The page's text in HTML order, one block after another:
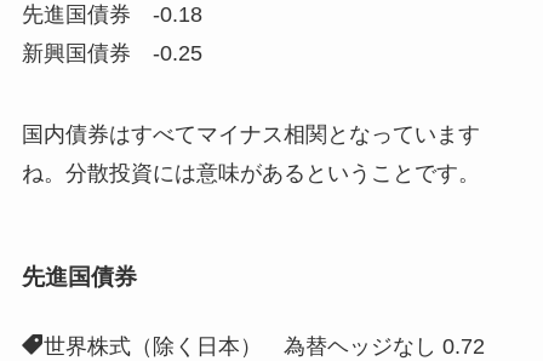
先進国債券 -0.18
新興国債券 -0.25
国内債券はすべてマイナス相関となっています
ね。分散投資には意味があるということです。
先進国債券
世界株式（除く日本） 為替ヘッジなし 0.72